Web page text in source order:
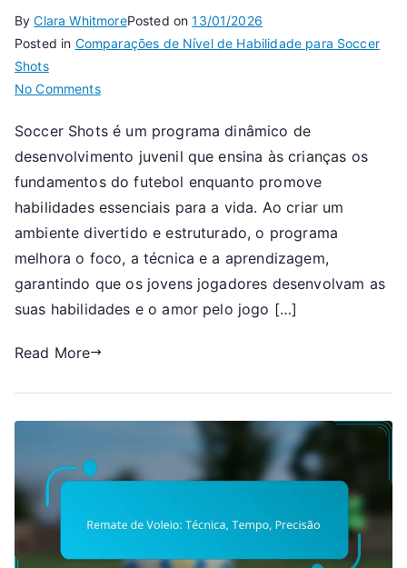
ByClara WhitmorePosted on13/01/2026
Posted in Comparações de Nível de Habilidade para Soccer
Shots
No Commentson
Juvenil
Soccer
Shots:
Foco,
Técnica,
Soccer Shots é um programa dinâmico de
desenvolvimento juvenil que ensina às crianças os
fundamentos do futebol enquanto promove
habilidades essenciais para a vida. Ao criar um
ambiente divertido e estruturado, o programa
melhora o foco, a técnica e a aprendizagem,
garantindo que os jovens jogadores desenvolvam as
suas habilidades e o amor pelo jogo […]
Read More